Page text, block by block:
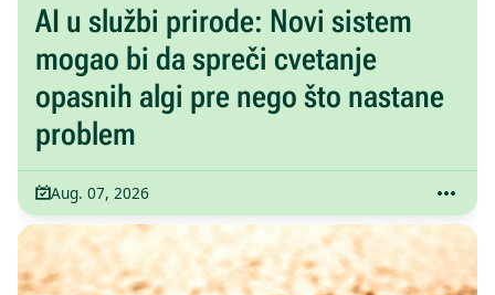
AI u službi prirode: Novi sistem
mogao bi da spreči cvetanje
opasnih algi pre nego što nastane
problem
Aug. 07, 2026